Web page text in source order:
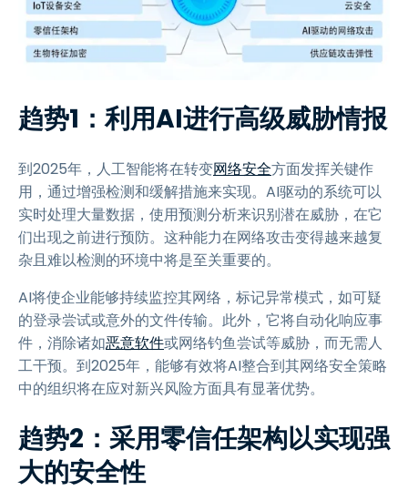
趋势1：利用AI进行高级威胁情报
到2025年，人工智能将在转变网络安全方面发挥关键作
用，通过增强检测和缓解措施来实现。AI驱动的系统可以
实时处理大量数据，使用预测分析来识别潜在威胁，在它
们出现之前进行预防。 这种能力在网络攻击变得越来越复
杂且难以检测的环境中将是至关重要的。
AI将使企业能够持续监控其网络，标记异常模式，如可疑
的登录尝试或意外的文件传输。此外，它将自动化响应事
件，消除诸如恶意软件或网络钓鱼尝试等威胁，而无需人
工干预。到2025年，能够有效将AI整合到其网络安全策略
中的组织将在应对新兴风险方面具有显著优势。
趋势2：采用零信任架构以实现强
大的安全性